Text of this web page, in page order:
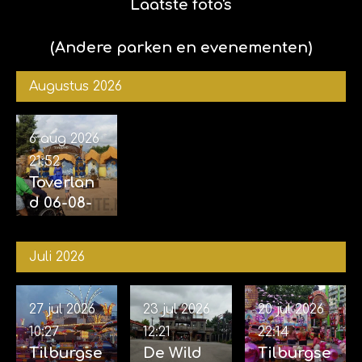
Sophie)
Laatste foto's
(Andere parken en evenementen)
Augustus 2026
Toverlan
d 06-08-
6 aug 2026
21:52
Juli 2026
Tilburgse
27 jul 2026
10:27
De Wild
23 jul 2026
12:21
Tilburgse
20 jul 2026
22:14